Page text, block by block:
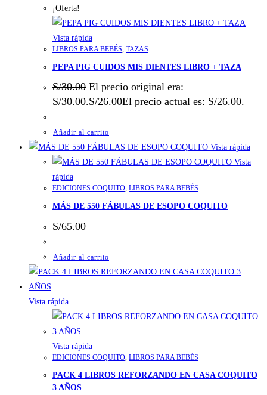
¡Oferta!
Vista rápida
LIBROS PARA BEBÉS, TAZAS
PEPA PIG CUIDOS MIS DIENTES LIBRO + TAZA
S/30.00 El precio original era:
S/30.00.S/26.00El precio actual es: S/26.00.
Añadir al carrito
Vista rápida
Vista
rápida
EDICIONES COQUITO, LIBROS PARA BEBÉS
MÁS DE 550 FÁBULAS DE ESOPO COQUITO
S/65.00
Añadir al carrito
Vista rápida
Vista rápida
EDICIONES COQUITO LIBROS PARA BEBÉS
PACK 4 LIBROS REFORZANDO EN CASA COQUITO
3 AÑOS